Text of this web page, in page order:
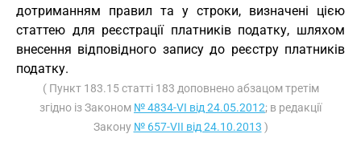
дотриманням правил та у строки, визначені цією
статтею для реєстрації платників податку, шляхом
внесення відповідного запису до реєстру платників
податку.
( Пункт 183.15 статті 183 доповнено абзацом третім
згідно із Законом № 4834-VI від 24.05.2012; в редакції
Закону № 657-VII від 24.10.2013 )